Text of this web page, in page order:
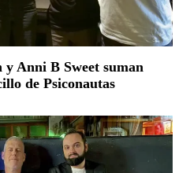
y Anni B Sweet suman
de Psiconautas